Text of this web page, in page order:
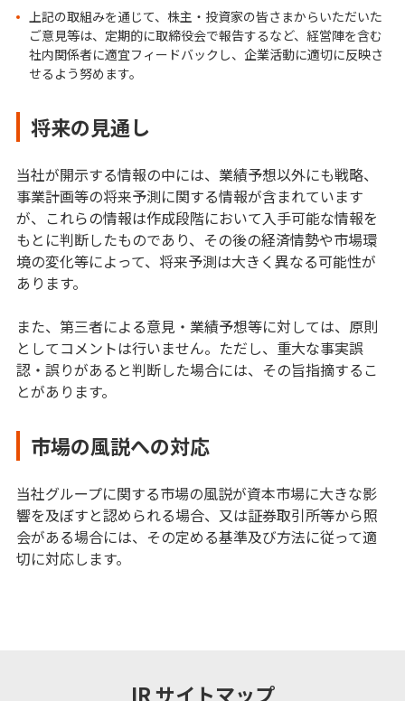
上記の取組みを通じて、株主・投資家の皆さまからいただいた
ご意見等は、定期的に取締役会で報告するなど、経営陣を含む
社内関係者に適宜フィードバックし、企業活動に適切に反映さ
せるよう努めます。
将来の見通し
当社が開示する情報の中には、業績予想以外にも戦略、
事業計画等の将来予測に関する情報が含まれています
が、これらの情報は作成段階において入手可能な情報を
もとに判断したものであり、その後の経済情勢や市場環
境の変化等によって、将来予測は大きく異なる可能性が
あります。
また、第三者による意見・業績予想等に対しては、原則
としてコメントは行いません。ただし、重大な事実誤
認・誤りがあると判断した場合には、その旨指摘するこ
とがあります。
市場の風説への対応
当社グループに関する市場の風説が資本市場に大きな影
響を及ぼすと認められる場合、又は証券取引所等から照
会がある場合には、その定める基準及び方法に従って適
切に対応します。
IR サイトマップ